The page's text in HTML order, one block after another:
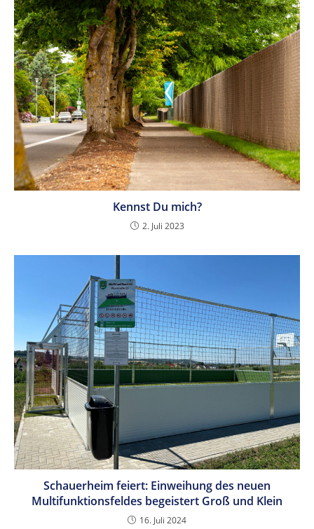
Kennst Du mich?
2. Juli 2023
Schauerheim feiert: Einweihung des neuen
Multifunktionsfeldes begeistert Groß und Klein
16. Juli 2024